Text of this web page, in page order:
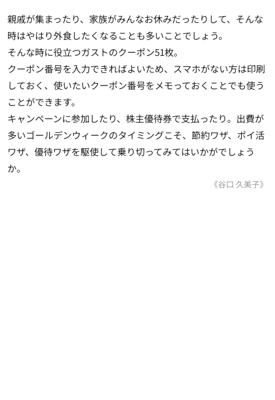
親戚が集まったり、家族がみんなお休みだったりして、そんな
時はやはり外食したくなることも多いことでしょう。
そんな時に役立つガストのクーポン51枚。
クーポン番号を入力できればよいため、スマホがない方は印刷
しておく、使いたいクーポン番号をメモっておくことでも使う
ことができます。
キャンペーンに参加したり、株主優待券で支払ったり。出費が
多いゴールデンウィークのタイミングこそ、節約ワザ、ポイ活
ワザ、優待ワザを駆使して乗り切ってみてはいかがでしょう
か。
《谷口 久美子》